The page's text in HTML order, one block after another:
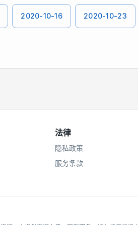
2020-10-16 2020-10-23
法律
隐私政策
服务条款